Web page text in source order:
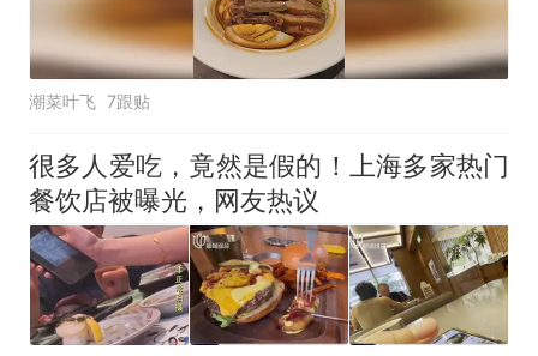
潮菜叶飞 7跟贴
很多人爱吃，竟然是假的！上海多家热门
餐饮店被曝光，网友热议